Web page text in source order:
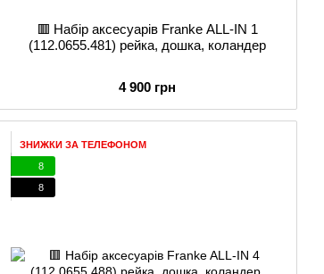
🟥 Набір аксесуарів Franke ALL-IN 1
(112.0655.481) рейка, дошка, коландер
4 900 грн
ЗНИЖКИ ЗА ТЕЛЕФОНОМ
8
8